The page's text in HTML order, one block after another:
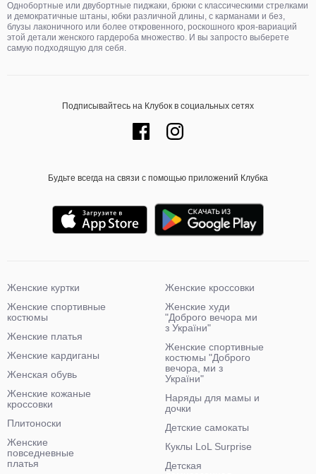
Однобортные или двубортные пиджаки, брюки с классическими стрелками
и демократичные штаны, юбки различной длины, с карманами и без,
блузы лаконичного или более откровенного, роскошного кроя-вариаций
этой детали женского гардероба множество. И вы запросто выберете
самую подходящую для себя.
Подписывайтесь на Клубок в социальных сетях
Будьте всегда на связи с помощью приложений Клубка
Женские куртки
Женские спортивные
костюмы
Женские платья
Женские кардиганы
Женская обувь
Женские кожаные
кроссовки
Плитоноски
Женские
повседневные
платья
Женские кроссовки
Женские худи
"Доброго вечора ми
з України"
Женские спортивные
костюмы "Доброго
вечора, ми з
України"
Наряды для мамы и
дочки
Детские самокаты
Куклы LoL Surprise
Детская